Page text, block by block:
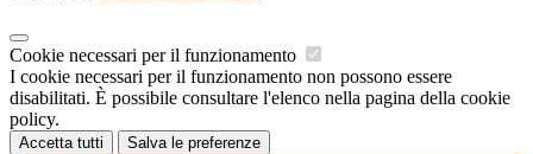
Cookie necessari per il funzionamento
I cookie necessari per il funzionamento non possono essere
disabilitati. È possibile consultare l'elenco nella pagina della cookie
policy.
Accetta tutti Salva le preferenze